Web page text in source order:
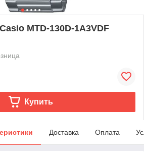
MTD-130D-1A3VDF
Купить
Доставка Оплата